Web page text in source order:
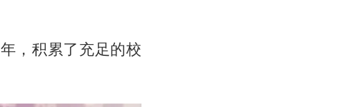
，积累了充足的校